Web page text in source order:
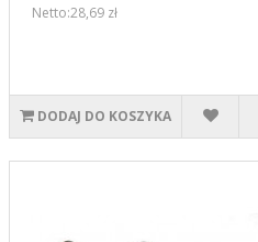
Netto:28,69 zł
DODAJ DO KOSZYKA